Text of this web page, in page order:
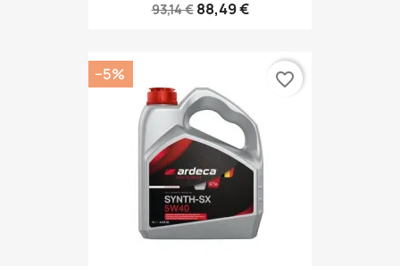
93,14 € 88,49 €
−5% favorite_border